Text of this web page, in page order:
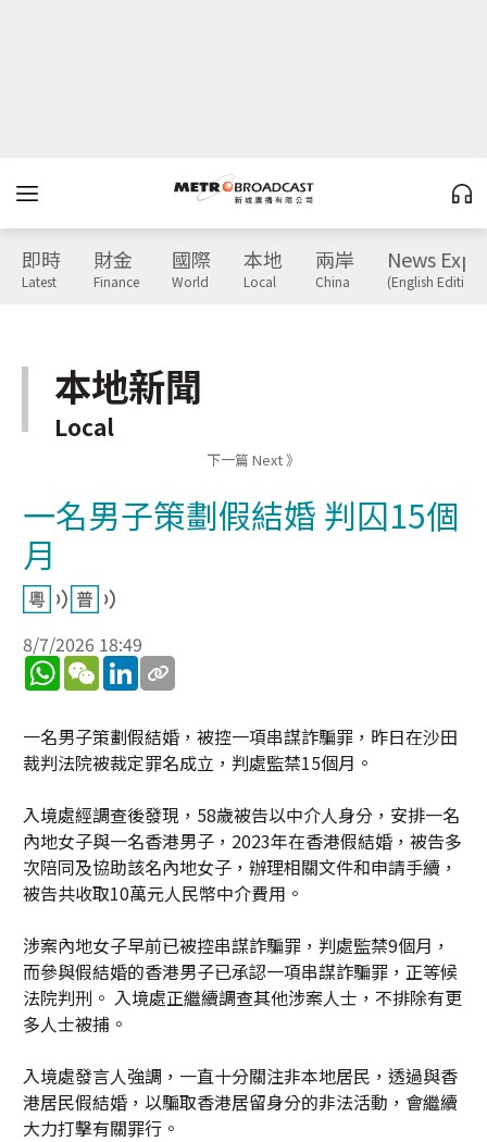
即時
Latest
財金
Finance
國際
World
本地
Local
兩岸
China
News
(English Edition)
本地新聞
Local
下一篇 Next 》
一名男子策劃假結婚 判囚15個
月
8/7/2026 18:49
WhatsApp
WeChatLinkedIn
一名男子策劃假結婚，被控一項串謀詐騙罪，昨日在沙田
裁判法院被裁定罪名成立，判處監禁15個月。
入境處經調查後發現，58歲被告以中介人身分，安排一名
內地女子與一名香港男子，2023年在香港假結婚，被告多
次陪同及協助該名內地女子，辦理相關文件和申請手續，
被告共收取10萬元人民幣中介費用。
涉案內地女子早前已被控串謀詐騙罪，判處監禁9個月，
而參與假結婚的香港男子已承認一項串謀詐騙罪，正等候
法院判刑。 入境處正繼續調查其他涉案人士，不排除有更
多人士被捕。
入境處發言人強調，一直十分關注非本地居民，透過與香
港居民假結婚，以騙取香港居留身分的非法活動，會繼續
大力打擊有關罪行。